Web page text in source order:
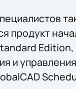
продукт
и